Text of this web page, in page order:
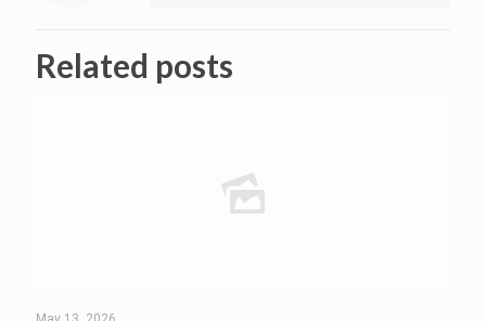
Related posts